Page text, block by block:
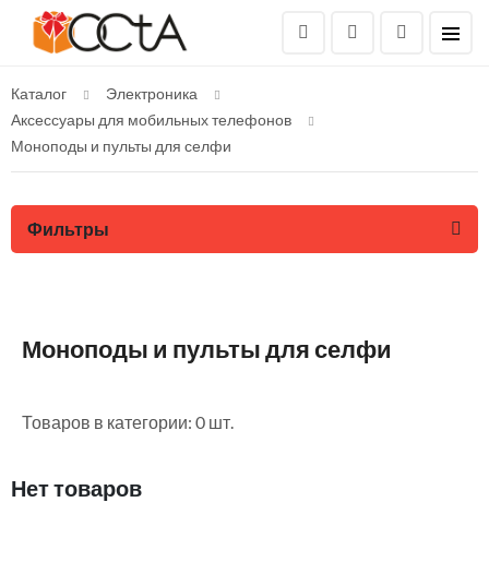
Каталог
Электроника
Аксессуары для мобильных телефонов
Моноподы и пульты для селфи
Фильтры
Моноподы и пульты для селфи
Товаров в категории: 0 шт.
Нет товаров